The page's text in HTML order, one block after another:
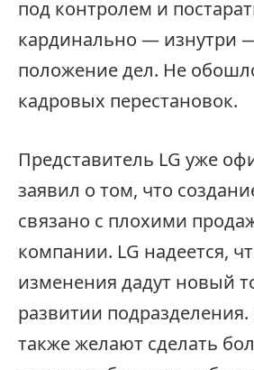
под контролем и
кардинально — изнутри
положение дел. Не
кадровых перестановок.
Представитель LG уже
заявил о том, что
связано с плохими
компании. LG надеется,
изменения дадут новый
развитии
также желают сделать